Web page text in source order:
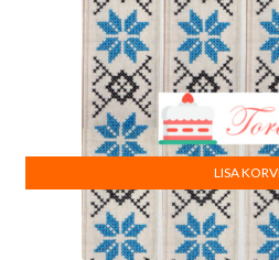
LISA KORVI